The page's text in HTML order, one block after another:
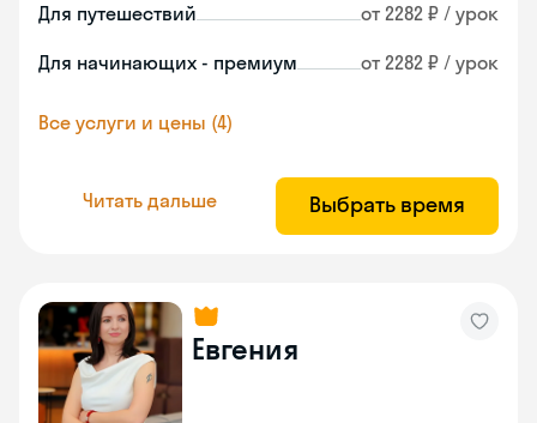
Для путешествий от 2282 ₽ / урок
Для начинающих - премиум от 2282 ₽ / урок
Все услуги и цены (4)
Читать дальше Выбрать время
Евгения